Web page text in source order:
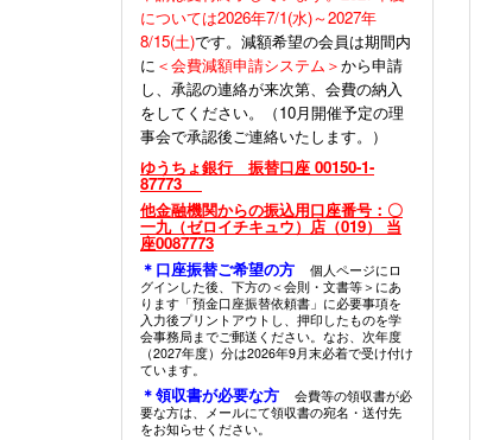
については2026年7/1(水)～2027年
8/15(土)です。減額希望の会員は期間内
に ＜会費減額申請システム＞から申請
し、承認の連絡が来次第、会費の納入
をしてください。（10月開催予定の理
事会で承認後ご連絡いたします。）
ゆうちょ銀行 振替口座 00150-1-
87773
他金融機関からの振込用口座番号：〇
一九（ゼロイチキュウ）店（019） 当
座0087773
＊口座振替ご希望の方
個人ページにロ
グインした後、下方の＜会則・文書等＞にあ
ります「預金口座振替依頼書」に必要事項を
入力後プリントアウトし、押印したものを学
会事務局までご郵送ください。なお、次年度
（2027年度）分は2026年9月末必着で受け付け
ています。
＊領収書が必要な方
会費等の領収書が必
要な方は、メールにて領収書の宛名・送付先
をお知らせください。